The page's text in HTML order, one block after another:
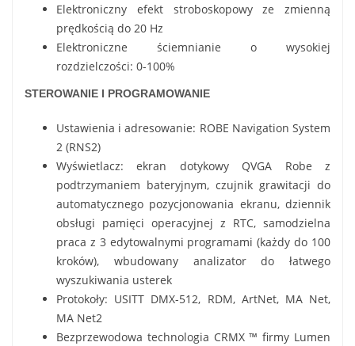
Elektroniczny efekt stroboskopowy ze zmienną
prędkością do 20 Hz
Elektroniczne ściemnianie o wysokiej
rozdzielczości: 0-100%
STEROWANIE I PROGRAMOWANIE
Ustawienia i adresowanie: ROBE Navigation System
2 (RNS2)
Wyświetlacz: ekran dotykowy QVGA Robe z
podtrzymaniem bateryjnym, czujnik grawitacji do
automatycznego pozycjonowania ekranu, dziennik
obsługi pamięci operacyjnej z RTC, samodzielna
praca z 3 edytowalnymi programami (każdy do 100
kroków), wbudowany analizator do łatwego
wyszukiwania usterek
Protokoły: USITT DMX-512, RDM, ArtNet, MA Net,
MA Net2
Bezprzewodowa technologia CRMX ™ firmy Lumen